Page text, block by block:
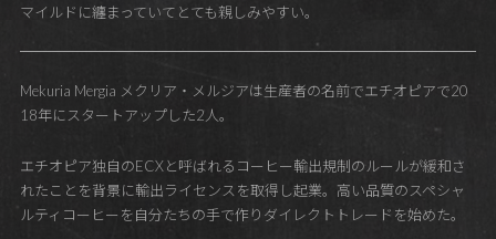
マイルドに纏まっていてとても親しみやすい。
Mekuria Mergia メクリア・メルジアは生産者の名前でエチオピアで20
18年にスタートアップした2人。
エチオピア独自のECXと呼ばれるコーヒー輸出規制のルールが緩和さ
れたことを背景に輸出ライセンスを取得し起業。高い品質のスペシャ
ルティコーヒーを自分たちの手で作りダイレクトトレードを始めた。